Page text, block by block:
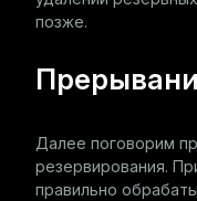
позже.
Далее поговорим
резервирования.
правильно